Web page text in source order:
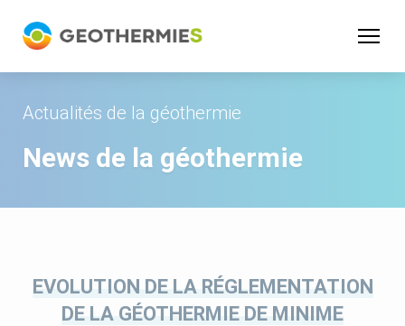
Actualités de la géothermie
News de la géothermie
EVOLUTION DE LA RÉGLEMENTATION
DE LA GÉOTHERMIE DE MINIME